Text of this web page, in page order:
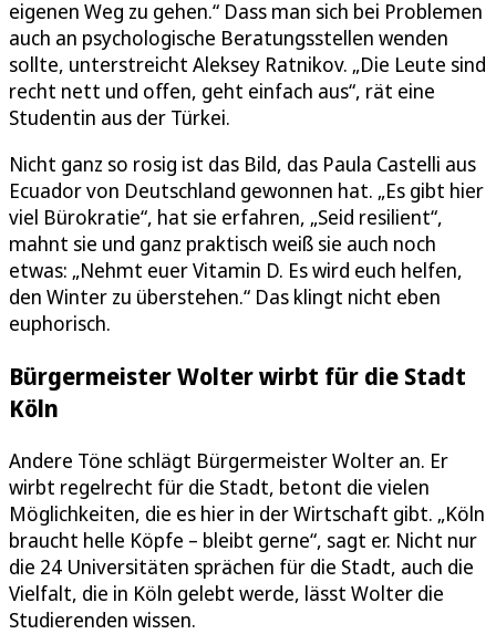
eigenen Weg zu gehen.“ Dass man sich bei Problemen
auch an psychologische Beratungsstellen wenden
sollte, unterstreicht Aleksey Ratnikov. „Die Leute sind
recht nett und offen, geht einfach aus“, rät eine
Studentin aus der Türkei.
Nicht ganz so rosig ist das Bild, das Paula Castelli aus
Ecuador von Deutschland gewonnen hat. „Es gibt hier
viel Bürokratie“, hat sie erfahren, „Seid resilient“,
mahnt sie und ganz praktisch weiß sie auch noch
etwas: „Nehmt euer Vitamin D. Es wird euch helfen,
den Winter zu überstehen.“ Das klingt nicht eben
euphorisch.
Bürgermeister Wolter wirbt für die Stadt
Köln
Andere Töne schlägt Bürgermeister Wolter an. Er
wirbt regelrecht für die Stadt, betont die vielen
Möglichkeiten, die es hier in der Wirtschaft gibt. „Köln
braucht helle Köpfe – bleibt gerne“, sagt er. Nicht nur
die 24 Universitäten sprächen für die Stadt, auch die
Vielfalt, die in Köln gelebt werde, lässt Wolter die
Studierenden wissen.